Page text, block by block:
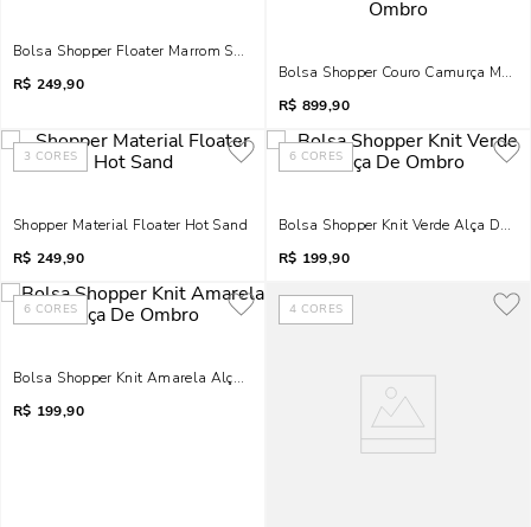
Bolsa Shopper Floater Marrom Safari Alça De Ombro
R$ 249,90
Bolsa Shopper Couro Camurça
R$ 899,90
3 CORES
Shopper Material Floater Hot Sand
R$ 249,90
6 CORES
Bolsa Shopper Knit Verde Alça De
R$ 199,90
6 CORES
Bolsa Shopper Knit Amarela Alça De Ombro
R$ 199,90
4 CORES